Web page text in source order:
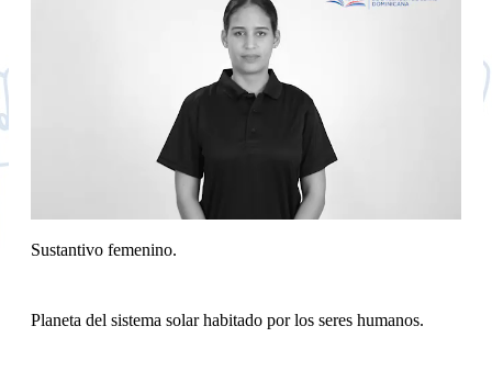
Sustantivo femenino.
Planeta del sistema solar habitado por los seres humanos.